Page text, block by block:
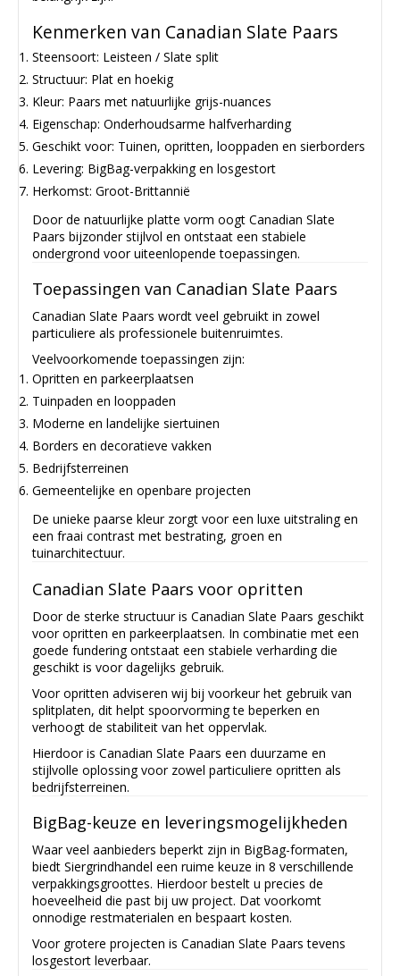
Kenmerken van Canadian Slate Paars
Steensoort: Leisteen / Slate split
Structuur: Plat en hoekig
Kleur: Paars met natuurlijke grijs-nuances
Eigenschap: Onderhoudsarme halfverharding
Geschikt voor: Tuinen, opritten, looppaden en sierborders
Levering: BigBag-verpakking en losgestort
Herkomst: Groot-Brittannië
Door de natuurlijke platte vorm oogt Canadian Slate
Paars bijzonder stijlvol en ontstaat een stabiele
ondergrond voor uiteenlopende toepassingen.
Toepassingen van Canadian Slate Paars
Canadian Slate Paars wordt veel gebruikt in zowel
particuliere als professionele buitenruimtes.
Veelvoorkomende toepassingen zijn:
Opritten en parkeerplaatsen
Tuinpaden en looppaden
Moderne en landelijke siertuinen
Borders en decoratieve vakken
Bedrijfsterreinen
Gemeentelijke en openbare projecten
De unieke paarse kleur zorgt voor een luxe uitstraling en
een fraai contrast met bestrating, groen en
tuinarchitectuur.
Canadian Slate Paars voor opritten
Door de sterke structuur is Canadian Slate Paars geschikt
voor opritten en parkeerplaatsen. In combinatie met een
goede fundering ontstaat een stabiele verharding die
geschikt is voor dagelijks gebruik.
Voor opritten adviseren wij bij voorkeur het gebruik van
splitplaten, dit helpt spoorvorming te beperken en
verhoogt de stabiliteit van het oppervlak.
Hierdoor is Canadian Slate Paars een duurzame en
stijlvolle oplossing voor zowel particuliere opritten als
bedrijfsterreinen.
BigBag-keuze en leveringsmogelijkheden
Waar veel aanbieders beperkt zijn in BigBag-formaten,
biedt Siergrindhandel een ruime keuze in 8 verschillende
verpakkingsgroottes. Hierdoor bestelt u precies de
hoeveelheid die past bij uw project. Dat voorkomt
onnodige restmaterialen en bespaart kosten.
Voor grotere projecten is Canadian Slate Paars tevens
losgestort leverbaar.